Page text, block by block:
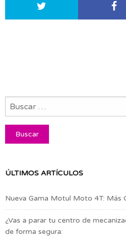
ÚLTIMOS ARTÍCULOS
Nueva Gama Motul Moto 4T: Más
¿Vas a parar tu centro de
de forma segura: